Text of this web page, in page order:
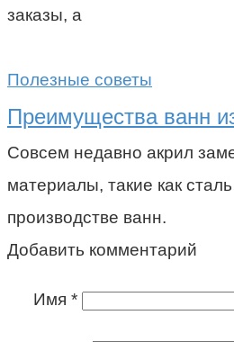
заказы, а
Полезные советы
Преимущества ванн
Совсем недавно акрил
материалы, такие как
производстве ванн.
Добавить комментарий
Имя *